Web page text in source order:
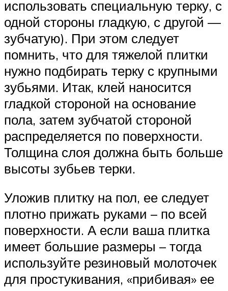
использовать специальную терку, с
одной стороны гладкую, с другой —
зубчатую). При этом следует
помнить, что для тяжелой плитки
нужно подбирать терку с крупными
зубьями. Итак, клей наносится
гладкой стороной на основание
пола, затем зубчатой стороной
распределяется по поверхности.
Толщина слоя должна быть больше
высоты зубьев терки.
Уложив плитку на пол, ее следует
плотно прижать руками – по всей
поверхности. А если ваша плитка
имеет большие размеры – тогда
используйте резиновый молоточек
для простукивания, «прибивая» ее